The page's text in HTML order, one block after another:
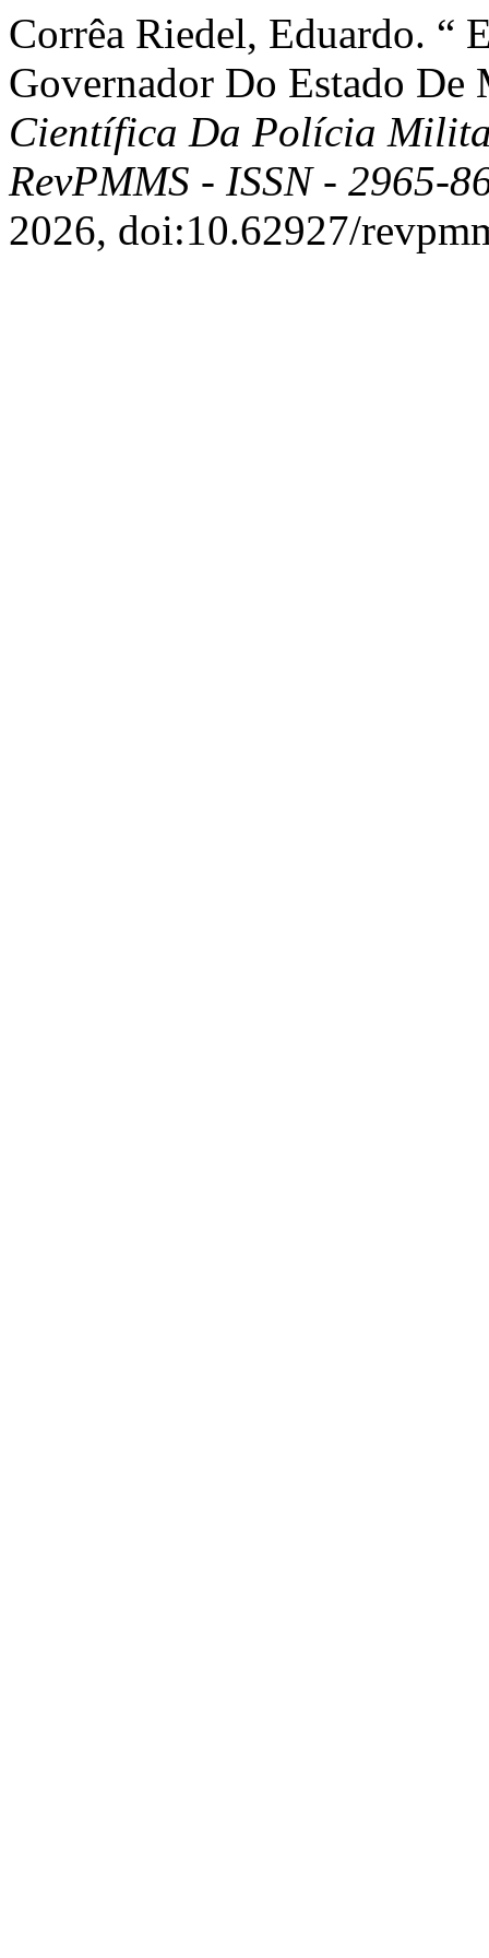
Corrêa Riedel, Eduardo. “
Governador Do Estado
Científica Da Polícia
RevPMMS - ISSN - 2965-
2026, doi:10.62927/